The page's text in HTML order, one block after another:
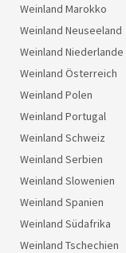
Weinland Marokko
Weinland Neuseeland
Weinland Niederlande
Weinland Österreich
Weinland Polen
Weinland Portugal
Weinland Schweiz
Weinland Serbien
Weinland Slowenien
Weinland Spanien
Weinland Südafrika
Weinland Tschechien